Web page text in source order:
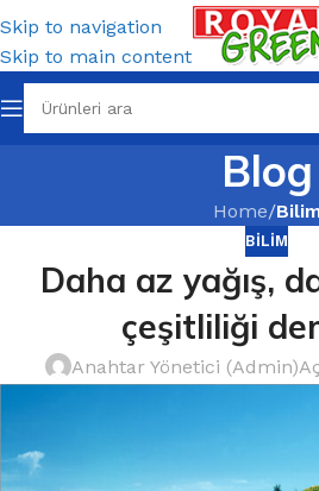
Skip to navigation
Skip to main content
Blog
Home/
BILIM
Daha az yağış,
çeşitliliği
Anahtar Yönetici (Admin)